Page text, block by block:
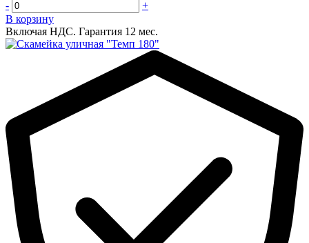
-
+
В корзину
Включая НДС. Гарантия 12 мес.